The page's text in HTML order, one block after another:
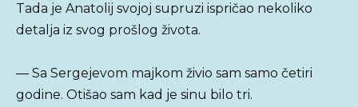
Tada je Anatolij svojoj supruzi ispričao nekoliko
detalja iz svog prošlog života.
— Sa Sergejevom majkom živio sam samo četiri
godine. Otišao sam kad je sinu bilo tri.